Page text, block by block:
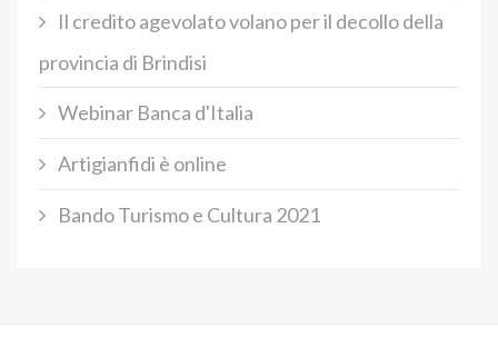
Il credito agevolato volano per il decollo della
provincia di Brindisi
Webinar Banca d'Italia
Artigianfidi è online
Bando Turismo e Cultura 2021